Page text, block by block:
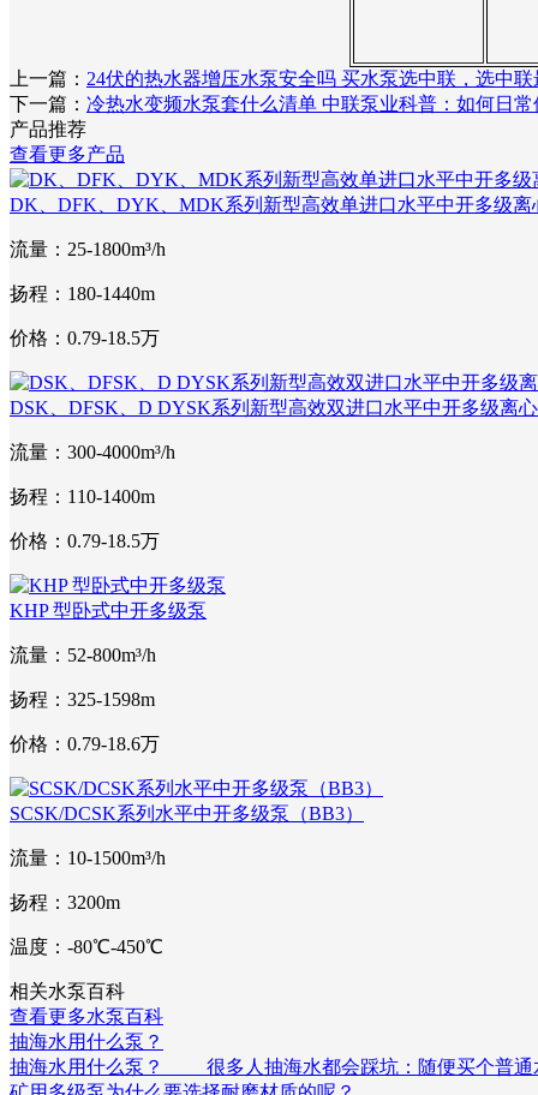
上一篇： 24伏的热水器增压水泵安全吗 买水泵选中联，选中联
下一篇： 冷热水变频水泵套什么清单 中联泵业科普：如何日常
产品推荐
查看更多产品
DK、DFK、DYK、MDK系列新型高效单进口水平中开多级离
流量：25-1800m³/h
扬程：180-1440m
价格：0.79-18.5万
DSK、DFSK、D DYSK系列新型高效双进口水平中开多级离
流量：300-4000m³/h
扬程：110-1400m
价格：0.79-18.5万
KHP 型卧式中开多级泵
流量：52-800m³/h
扬程：325-1598m
价格：0.79-18.6万
SCSK/DCSK系列水平中开多级泵（BB3）
流量：10-1500m³/h
扬程：3200m
温度：-80℃-450℃
相关水泵百科
查看更多水泵百科
抽海水用什么泵？
抽海水用什么泵？ 很多人抽海水都会踩坑：随便买个普通